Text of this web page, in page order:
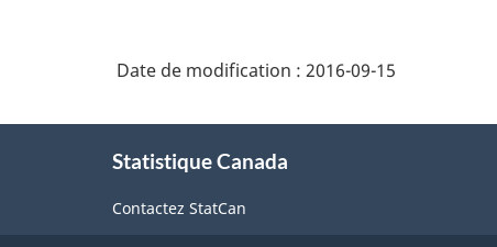
-
de
sur
disques
de
disques
Date de modification : 2016-09-15
Statistique Canada
Contactez StatCan